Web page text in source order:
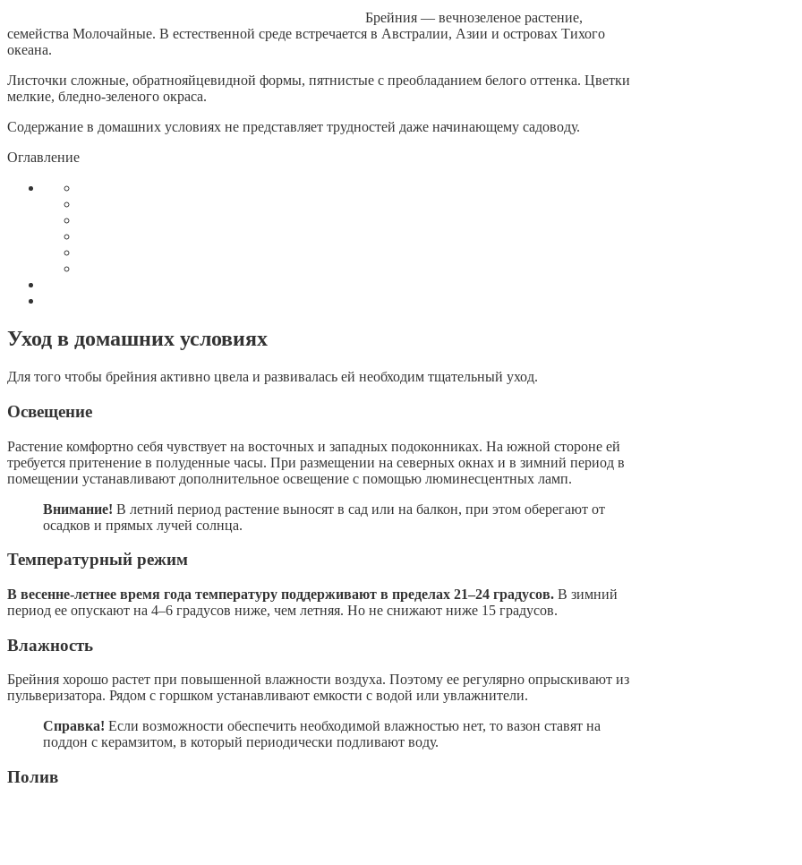
Брейния — вечнозеленое растение,
семейства Молочайные. В естественной среде встречается в Австралии, Азии и островах Тихого
океана.
Листочки сложные, обратнояйцевидной формы, пятнистые с преобладанием белого оттенка. Цветки
мелкие, бледно-зеленого окраса.
Содержание в домашних условиях не представляет трудностей даже начинающему садоводу.
Оглавление
Уход в домашних условиях
Для того чтобы брейния активно цвела и развивалась ей необходим тщательный уход.
Освещение
Растение комфортно себя чувствует на восточных и западных подоконниках. На южной стороне ей
требуется притенение в полуденные часы. При размещении на северных окнах и в зимний период в
помещении устанавливают дополнительное освещение с помощью люминесцентных ламп.
Внимание! В летний период растение выносят в сад или на балкон, при этом оберегают от
осадков и прямых лучей солнца.
Температурный режим
В весенне-летнее время года температуру поддерживают в пределах 21–24 градусов. В зимний
период ее опускают на 4–6 градусов ниже, чем летняя. Но не снижают ниже 15 градусов.
Влажность
Брейния хорошо растет при повышенной влажности воздуха. Поэтому ее регулярно опрыскивают из
пульверизатора. Рядом с горшком устанавливают емкости с водой или увлажнители.
Справка! Если возможности обеспечить необходимой влажностью нет, то вазон ставят на
поддон с керамзитом, в который периодически подливают воду.
Полив